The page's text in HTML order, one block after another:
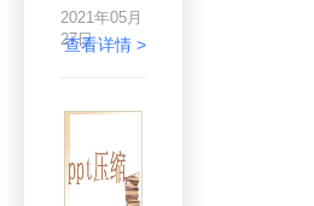
就变的十分
重要了。
件，同时兼
顾优秀的打
什么类型，
正确颜色匹
配都能忠实
地再现原
2021年05月
27日
查看详情 >